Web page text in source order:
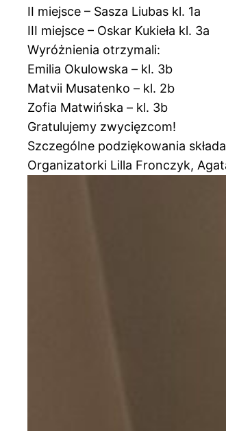
II miejsce – Sasza Liubas kl. 1a
III miejsce – Oskar Kukieła kl. 3a
Wyróżnienia otrzymali:
Emilia Okulowska – kl. 3b
Matvii Musatenko – kl. 2b
Zofia Matwińska – kl. 3b
Gratulujemy zwycięzcom!
Szczególne podziękowania
Organizatorki Lilla Fronczyk,